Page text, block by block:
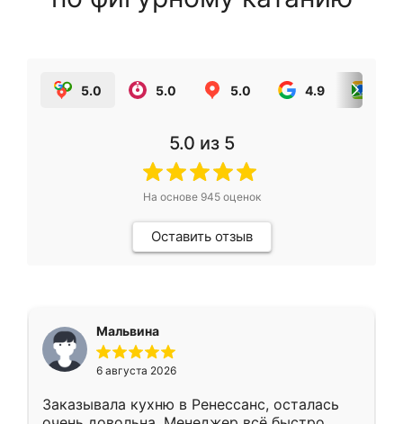
5.0 5.0 5.0 4.9
5.0 из 5
На основе 945оценок
Оставить отзыв
Мальвина
6 августа 2026
Заказывала кухню в Ренессанс, осталась